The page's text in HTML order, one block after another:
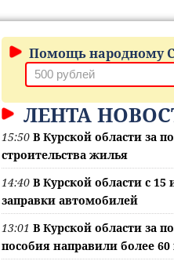
Помощь народному
ЛЕНТА
15:50 В Курской области за
строительства жилья
14:40 В Курской области с
заправки автомобилей
13:01 В Курской области за
пособия направили более